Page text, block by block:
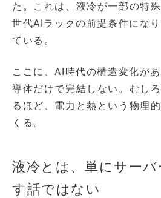
た。これは、液冷が一部の特
世代AIラックの前提条件にな
ている。
ここに、AI時代の構造変化が
導体だけで完結しない。むし
るほど、電力と熱という物理
くる。
液冷とは、単にサー
す話ではない